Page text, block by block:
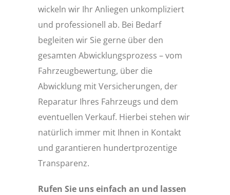
wickeln wir Ihr Anliegen unkompliziert
und professionell ab. Bei Bedarf
begleiten wir Sie gerne über den
gesamten Abwicklungsprozess – vom
Fahrzeugbewertung, über die
Abwicklung mit Versicherungen, der
Reparatur Ihres Fahrzeugs und dem
eventuellen Verkauf. Hierbei stehen wir
natürlich immer mit Ihnen in Kontakt
und garantieren hundertprozentige
Transparenz.
Rufen Sie uns einfach an und lassen